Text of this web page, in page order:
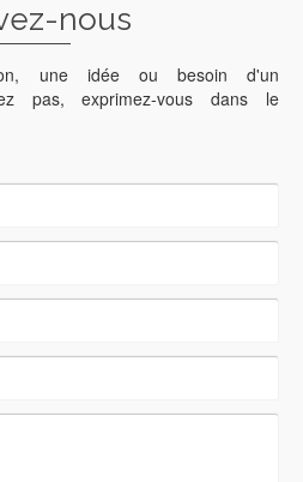
nous
une idée ou besoin d'un
pas, exprimez-vous dans le